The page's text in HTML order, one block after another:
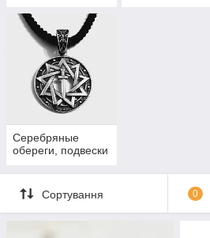
Серебряные
обереги, подвески
Сортування 0